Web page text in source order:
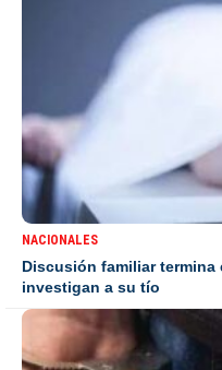
NACIONALES
Discusión familiar termina
investigan a su tío